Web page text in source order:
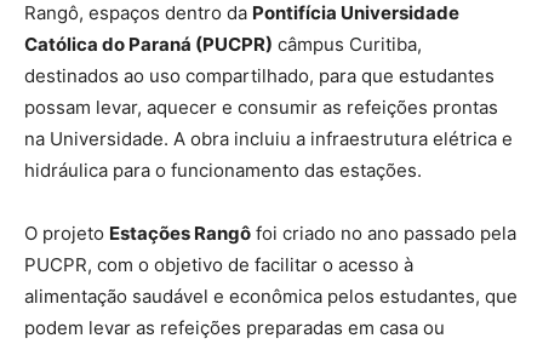
Rangô, espaços dentro da Pontifícia Universidade
Católica do Paraná (PUCPR) câmpus Curitiba,
destinados ao uso compartilhado, para que estudantes
possam levar, aquecer e consumir as refeições prontas
na Universidade. A obra incluiu a infraestrutura elétrica e
hidráulica para o funcionamento das estações.
O projeto Estações Rangô foi criado no ano passado pela
PUCPR, com o objetivo de facilitar o acesso à
alimentação saudável e econômica pelos estudantes, que
podem levar as refeições preparadas em casa ou